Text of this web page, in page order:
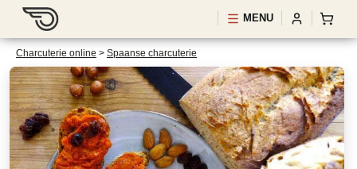
MENU
Charcuterie online > Spaanse charcuterie